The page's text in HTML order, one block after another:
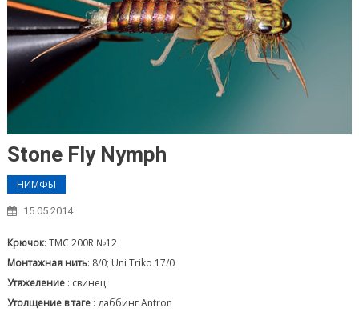
Stone Fly Nymph
НИМФЫ
15.05.2014
Крючок: ТМС 200R №12
Монтажная нить: 8/0; Uni Triko 17/0
Утяжеление : свинец
Утолщение в таге : даббинг Antron